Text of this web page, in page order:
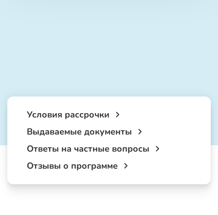
Условия рассрочки
Выдаваемые документы
Ответы на частные вопросы
Отзывы о программе